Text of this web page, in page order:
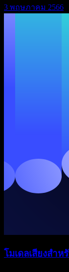
3 พฤษภาคม 2566
โมเดลเสียงสำ